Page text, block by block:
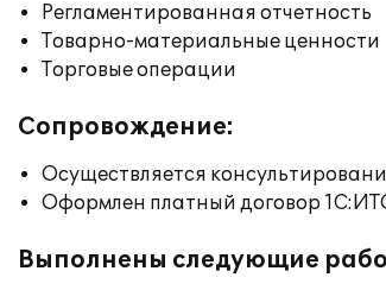
Регламентированная отчетность
Товарно-материальные ценности
Торговые операции
Сопровождение:
Осуществляется
Оформлен платный договор
Выполнены следующие